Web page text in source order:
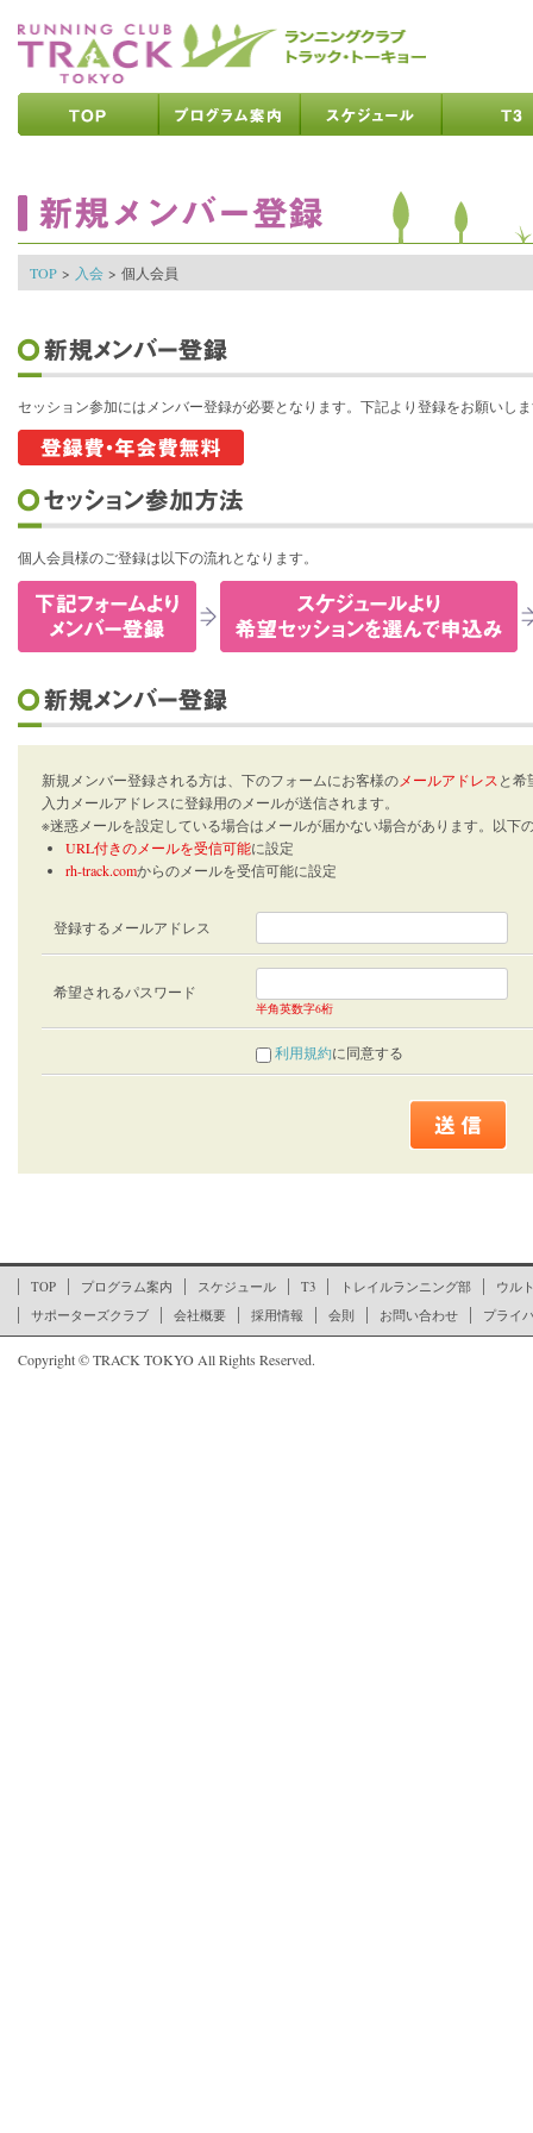
TOP > 入会 > 個人会員
セッション参加にはメンバー登録が必要となります。下記より登録をお願いし
個人会員様のご登録は以下の流れとなります。
新規メンバー登録される方は、下のフォームにお客様のメールアドレス と希
入力メールアドレスに登録用のメールが送信されます。
※迷惑メールを設定している場合はメールが届かない場合があります。以下
URL付きのメールを受信可能に設定
rh-track.comからのメールを受信可能に設定
登録するメールアドレス
希望されるパスワード
半角英数字6桁
利用規約に同意する
TOP プログラム案内 スケジュール T3 トレイルランニング部
ウル
サポーターズクラブ
会社概要 採用情報 会則 お問い合わせ プライ
Copyright © TRACK TOKYO All Rights Reserved.